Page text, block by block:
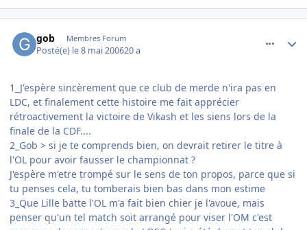
gob Membres Forum
Posté(e) le 8 mai 200620 a
1_J'espère sincèrement que ce club de merde n'ira pas en
LDC, et finalement cette histoire me fait apprécier
rétroactivement la victoire de Vikash et les siens lors de la
finale de la CDF....
2_Gob > si je te comprends bien, on devrait retirer le titre à
l'OL pour avoir fausser le championnat ?
J'espère m'etre trompé sur le sens de ton propos, parce que si
tu penses cela, tu tomberais bien bas dans mon estime
3_Que Lille batte l'OL m'a fait bien chier je l'avoue, mais
penser qu'un tel match soit arrangé pour viser l'OM c'est